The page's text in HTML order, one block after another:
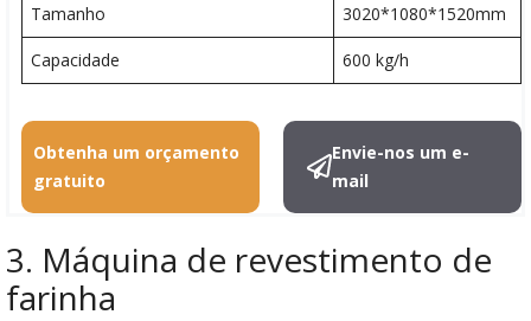
Tamanho 3020*1080*1520mm
Capacidade 600 kg/h
Obtenha um orçamento
gratuito
Envie-nos um e-
mail
3. Máquina de revestimento de
farinha